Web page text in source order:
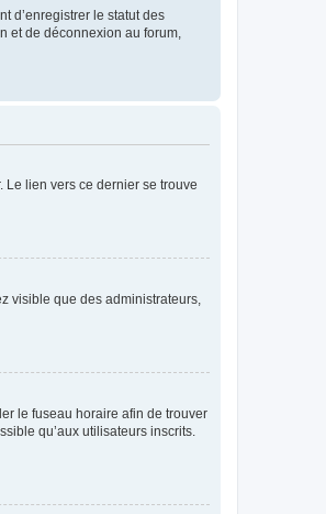
d’enregistrer le statut des
et de déconnexion au forum,
Le lien vers ce dernier se trouve
visible que des administrateurs,
le fuseau horaire afin de trouver
qu’aux utilisateurs inscrits.